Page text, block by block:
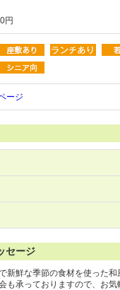
円
ージ
セージ
新鮮な季節の食材を使った
も承っておりますので、お気